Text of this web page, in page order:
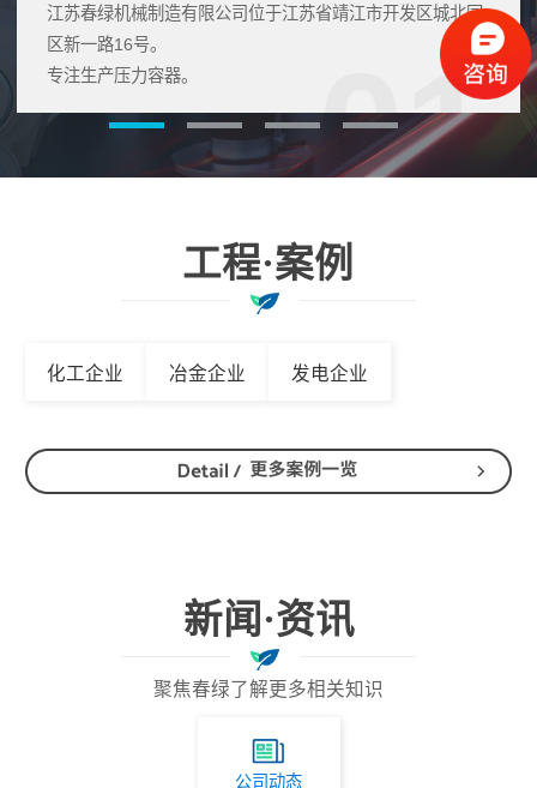
江苏春绿机械制造有限公司位于江苏省靖江市开发区城北园
区新一路16号。
专注生产压力容器。
01
工程·案例
化工企业 冶金企业 发电企业
新闻·资讯
聚焦春绿了解更多相关知识
公司动态